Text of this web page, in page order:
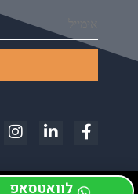
לוואטסאפ